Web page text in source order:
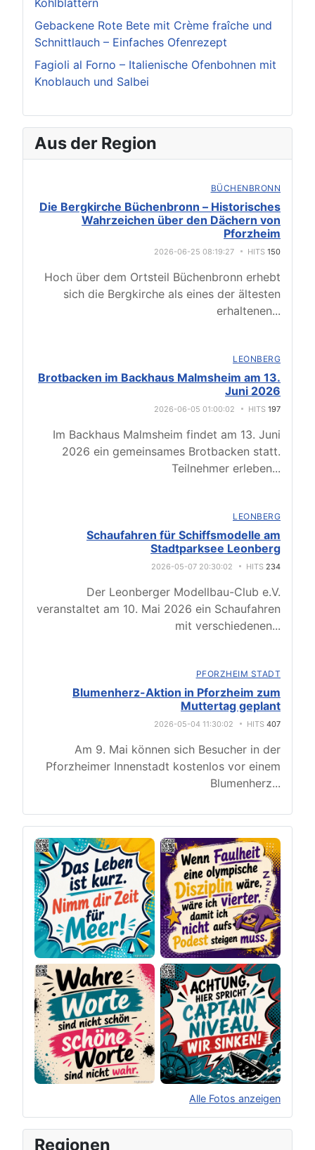
Kohlblättern
Gebackene Rote Bete mit Crème fraîche und
Schnittlauch – Einfaches Ofenrezept
Fagioli al Forno – Italienische Ofenbohnen mit
Knoblauch und Salbei
Aus der Region
BÜCHENBRONN
Die Bergkirche Büchenbronn – Historisches
Wahrzeichen über den Dächern von
Pforzheim
2026-06-25 08:19:27 HITS 150
Hoch über dem Ortsteil Büchenbronn erhebt
sich die Bergkirche als eines der ältesten
erhaltenen...
LEONBERG
Brotbacken im Backhaus Malmsheim am 13.
Juni 2026
2026-06-05 01:00:02 HITS 197
Im Backhaus Malmsheim findet am 13. Juni
2026 ein gemeinsames Brotbacken statt.
Teilnehmer erleben...
LEONBERG
Schaufahren für Schiffsmodelle am
Stadtparksee Leonberg
2026-05-07 20:30:02 HITS 234
Der Leonberger Modellbau-Club e.V.
veranstaltet am 10. Mai 2026 ein Schaufahren
mit verschiedenen...
PFORZHEIM STADT
Blumenherz-Aktion in Pforzheim zum
Muttertag geplant
2026-05-04 11:30:02 HITS 407
Am 9. Mai können sich Besucher in der
Pforzheimer Innenstadt kostenlos vor einem
Blumenherz...
Alle Fotos anzeigen
Original herunterladen
Regionen